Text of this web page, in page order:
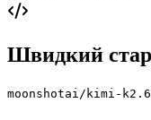
Швидкий
moonshotai/kimi-k2.6